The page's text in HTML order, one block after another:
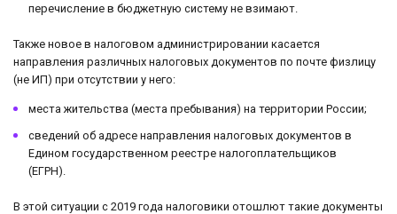
перечисление в бюджетную систему не взимают.
Также новое в налоговом администрировании касается
направления различных налоговых документов по почте физлицу
(не ИП) при отсутствии у него:
места жительства (места пребывания) на территории России;
сведений об адресе направления налоговых документов в
Едином государственном реестре налогоплательщиков
(ЕГРН).
В этой ситуации с 2019 года налоговики отошлют такие документы